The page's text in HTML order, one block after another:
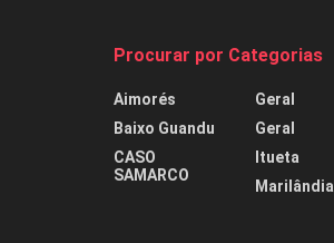
Procurar por Categorias
Aimorés
Baixo Guandu
CASO
SAMARCO
Geral
Geral
Itueta
Marilândia